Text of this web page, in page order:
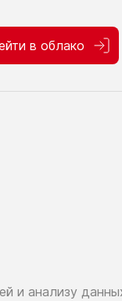
в облако
и анализу